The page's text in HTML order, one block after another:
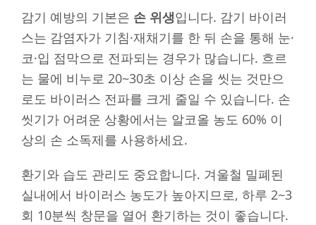
감기 예방의 기본은 손 위생입니다. 감기 바이러
스는 감염자가 기침·재채기를 한 뒤 손을 통해 눈·
코·입 점막으로 전파되는 경우가 많습니다. 흐르
는 물에 비누로 20~30초 이상 손을 씻는 것만으
로도 바이러스 전파를 크게 줄일 수 있습니다. 손
씻기가 어려운 상황에서는 알코올 농도 60% 이
상의 손 소독제를 사용하세요.
환기와 습도 관리도 중요합니다. 겨울철 밀폐된
실내에서 바이러스 농도가 높아지므로, 하루 2~3
회 10분씩 창문을 열어 환기하는 것이 좋습니다.